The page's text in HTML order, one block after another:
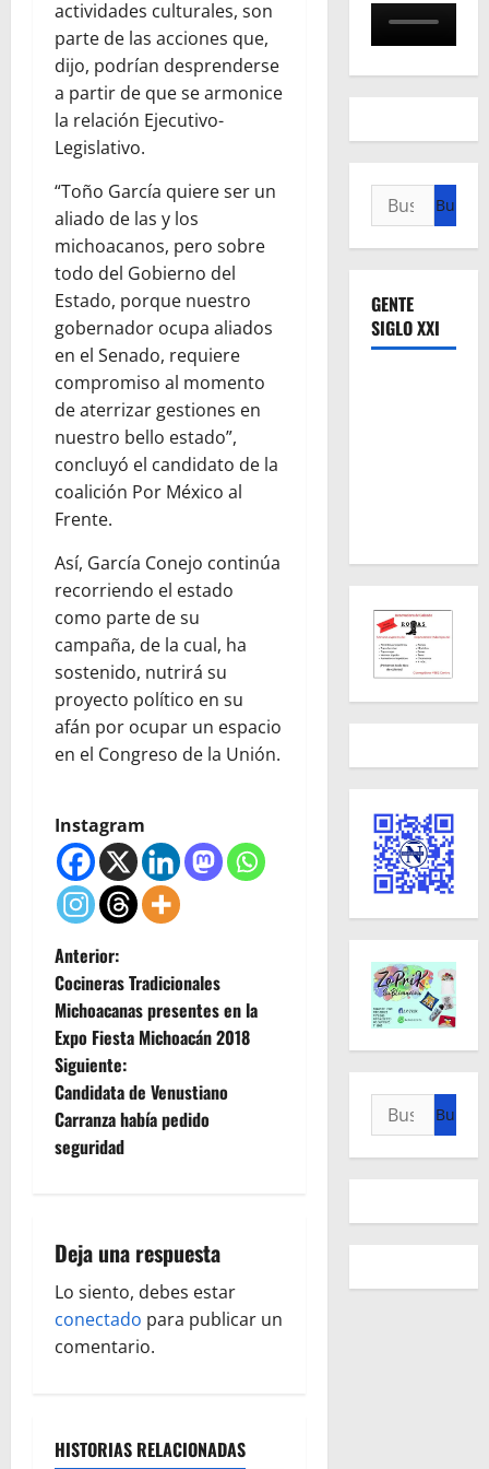
actividades culturales, son
parte de las acciones que,
dijo, podrían desprenderse
a partir de que se armonice
la relación Ejecutivo-
Legislativo.
“Toño García quiere ser un
aliado de las y los
michoacanos, pero sobre
todo del Gobierno del
Estado, porque nuestro
gobernador ocupa aliados
en el Senado, requiere
compromiso al momento
de aterrizar gestiones en
nuestro bello estado”,
concluyó el candidato de la
coalición Por México al
Frente.
Así, García Conejo continúa
recorriendo el estado
como parte de su
campaña, de la cual, ha
sostenido, nutrirá su
proyecto político en su
afán por ocupar un espacio
en el Congreso de la Unión.
Instagram
N
a
v
e
g
c
i
ó
Anterior:
Cocineras Tradicionales
Michoacanas presentes en la
Expo Fiesta Michoacán 2018
Siguiente:
Candidata de Venustiano
Carranza había pedido
seguridad
Deja una respuesta
Lo siento, debes estar
conectado para publicar un
comentario.
HISTORIAS RELACIONADAS
Buscar:
GENTE
SIGLO XXI
Buscar: